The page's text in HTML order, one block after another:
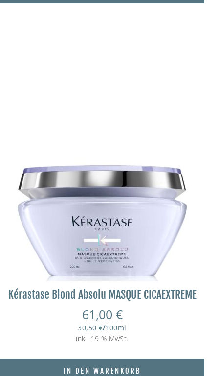
Kérastase Blond Absolu MASQUE CICAEXTREME
61,00 €
30,50 €/100ml
inkl. 19 % MwSt.
IN DEN WARENKORB